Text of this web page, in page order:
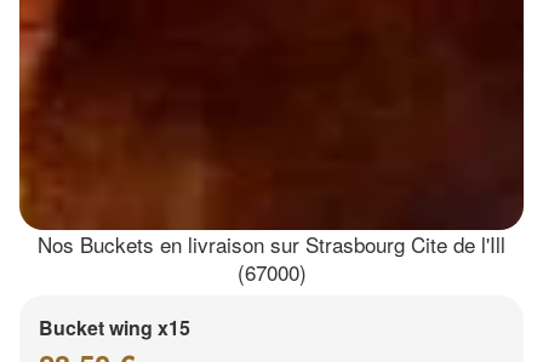
Nos Buckets en livraison sur Strasbourg Cite de l'Ill
(67000)
Bucket wing x15